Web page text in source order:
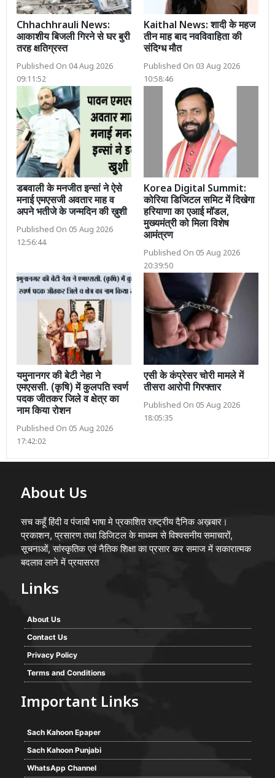
Chhachhrauli News:
आकाशीय बिजली गिरने से घर बुरी
तरह क्षतिग्रस्त
Published On 04 Aug 2026
09:11:52
Kaithal News: शादी के महज
तीन माह बाद नवविवाहिता की
संदिग्ध मौत
Published On 03 Aug 2026
10:58:46
डबवाली के मनजीत इन्सां ने ऐसे
मनाई एमएसजी अवतार माह व
अपने भतीजे के जन्मदिन की ख़ुशी
Published On 05 Aug 2026
12:56:44
Korea Digital Summit:
कोरिया डिजिटल समिट में दिखेगा
हरियाणा का एआई मॉडल,
मुख्यमंत्री को मिला विशेष
आमंत्रण
Published On 05 Aug 2026
20:39:50
यमुनानगर की बेटी नेहा ने
एमएससी. (कृषि) में कुलपति स्वर्ण
पदक जीतकर जिले व क्षेत्र का
नाम किया रोशन
Published On 05 Aug 2026
17:42:02
एसी के कंप्रेसर चोरी मामले में
तीसरा आरोपी गिरफ्तार
Published On 05 Aug 2026
18:05:35
About Us
सच कहूँ हिंदी व पंजाबी भाषा मे प्रकाशित राष्ट्रीय दैनिक अख़बार।
प्रकाशन, प्रसारण तथा डिजिटल के माध्यम से विश्वसनीय समाचारों,
सूचनाओं, सांस्कृतिक एवं नैतिक शिक्षा का प्रसार कर समाज में सकारात्मक
बदलाव लाने में प्रयासरत
Links
About Us
Contact Us
Privacy Policy
Terms and Conditions
Important Links
Sach Kahoon Epaper
Sach Kahoon Punjabi
WhatsApp Channel